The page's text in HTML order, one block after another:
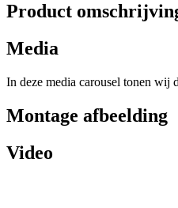
Product
Media
In deze media carousel tonen wij
Montage afbeelding
Video